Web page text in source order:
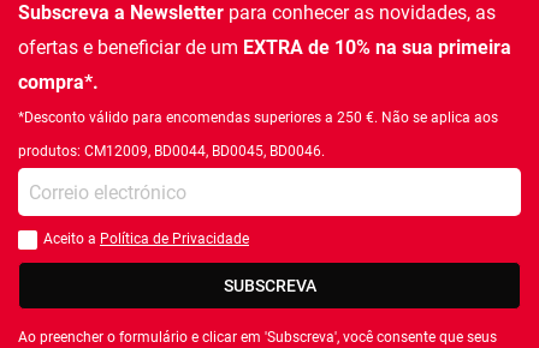
Subscreva a Newsletter para conhecer as novidades, as
ofertas e beneficiar de um EXTRA de 10% na sua primeira
compra*.
*Desconto válido para encomendas superiores a 250 €. Não se aplica aos
produtos: CM12009, BD0044, BD0045, BD0046.
Introduza o seu email
Você deve aceitar a política de privacidade
Aceito a Política de Privacidade
SUBSCREVA
Ao preencher o formulário e clicar em 'Subscreva', você consente que seus